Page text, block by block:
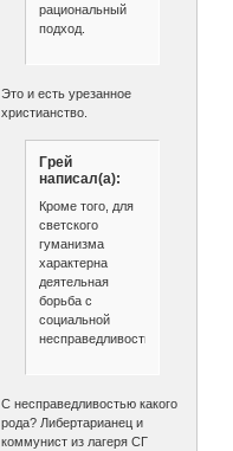
рациональный
подход.
Это и есть урезанное
христианство.
Грей
написал(а):
Кроме того, для
светского
гуманизма
характерна
деятельная
борьба с
социальной
несправедливостью
С несправедливостью какого
рода? Либертарианец и
коммунист из лагеря СГ